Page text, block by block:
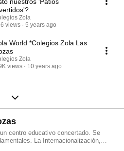
Zola
views
5 years ago
World *Colegios Zola Las
Zola
views
10 years ago
centro educativo concertado. Se
La Internacionalización,